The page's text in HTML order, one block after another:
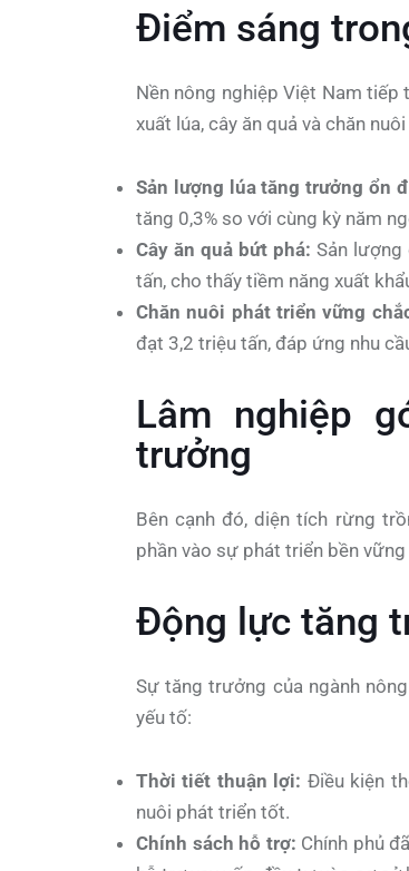
Điểm sáng
Nền nông nghiệp Việt Nam
xuất lúa, cây ăn quả và chăn
Sản lượng lúa tăng trưởng ổn
tăng 0,3% so với cùng kỳ năm
Cây ăn quả bứt phá: Sản lượng
tấn, cho thấy tiềm năng xuất
Chăn nuôi phát triển vững
đạt 3,2 triệu tấn, đáp ứng nhu
Lâm nghiệp
trưởng
Bên cạnh đó, diện tích rừng
phần vào sự phát triển bền
Động lực tăng
Sự tăng trưởng của ngành
yếu tố:
Thời tiết thuận lợi: Điều kiện
nuôi phát triển tốt.
Chính sách hỗ trợ: Chính phủ